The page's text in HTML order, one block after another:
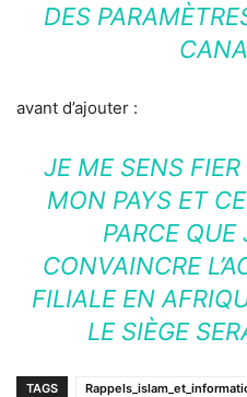
DES
avant d’ajouter :
JE ME SENS FIER
MON PAYS ET
PARCE QUE
CONVAINCRE
FILIALE EN
LE SIÈGE
TAGS